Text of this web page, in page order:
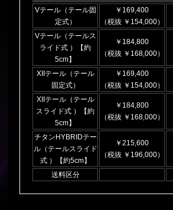
Vテール（テール固
定式）
￥169,400
（税抜 ￥154,000）
Vテール（テールス
ライド式 ）【約
5cm】
￥184,800
（税抜 ￥168,000）
XIIテール（テール
固定式）
￥169,400
（税抜 ￥154,000）
XIIテール（テール
スライド式 ）【約
5cm】
￥184,800
（税抜 ￥168,000）
チタンHYBRIDテー
ル（テールスライド
式 ）【約5cm】
￥215,600
（税抜 ￥196,000）
送料区分